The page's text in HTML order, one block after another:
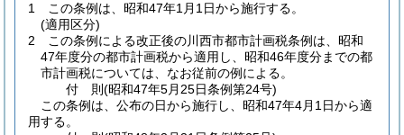
1
この条例は、昭和47年1月1日から施行する。
(適用区分)
2
この条例による改正後の川西市都市計画税条例は、昭和
47年度分の都市計画税から適用し、昭和46年度分までの都
市計画税については、なお従前の例による。
付 則(昭和47年5月25日条例第24号)
この条例は、公布の日から施行し、昭和47年4月1日から適
用する。